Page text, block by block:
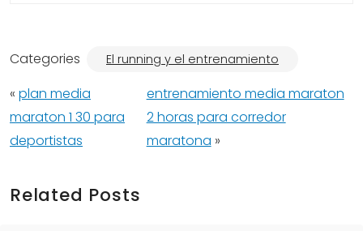
Categories El running y el entrenamiento
« plan media
maraton 1 30 para
deportistas
entrenamiento media maraton
2 horas para corredor
maratona »
Related Posts